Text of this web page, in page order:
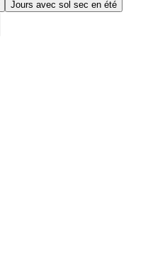
Jours avec sol sec en été